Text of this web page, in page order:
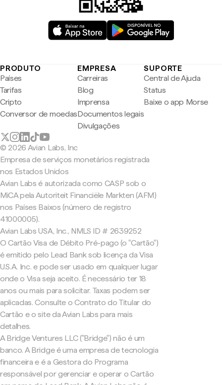
PRODUTO
Países
Tarifas
Cripto
Conversor de moedas
EMPRESA
Carreiras
Blog
Imprensa
Documentos legais
Divulgações
SUPORTE
Central de Ajuda
Status
Baixe o app Morse
© 2026 Avian Labs, Inc
Empresa de serviços monetários registrada
nos Estados Unidos
Avian Labs é autorizada como CASP sob o
MiCA pela Autoriteit Financiële Markten (AFM)
nos Países Baixos (número de registro
41000005).
Avian Labs USA, Inc., NMLS ID # 2639252
O Cartão Visa de Débito Pré-pago (o "Cartão")
é emitido pelo Lead Bank sob licença da Visa
U.S.A. Inc. e pode ser usado em qualquer lugar
onde o Visa seja aceito. É necessário ter 18
anos ou mais para solicitar. Taxas podem ser
aplicadas. Consulte o Contrato do Titular do
Cartão e o site da Avian Labs para mais
detalhes.
A Bridge Ventures LLC ("Bridge") não é um
banco. A Bridge é uma empresa de tecnologia
financeira e é a Gestora do Programa
responsável por gerenciar e operar o Cartão